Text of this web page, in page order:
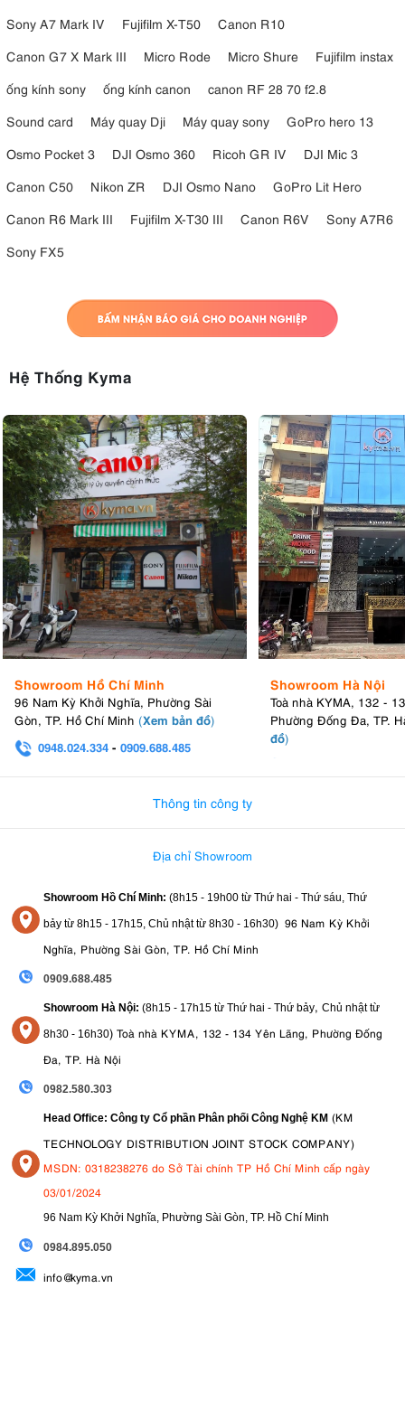
Sony A7 Mark IV
Fujifilm X-T50
Canon R10
Canon G7 X Mark III
Micro Rode Micro Shure
Fujifilm instax
ống kính sony
ống kính canon
canon RF 28 70 f2.8
Sound card
Máy quay Dji Máy quay sony
GoPro hero 13
Osmo Pocket 3
DJI Osmo 360 Ricoh GR IV
DJI Mic 3
Canon C50
Nikon ZR DJI Osmo Nano
GoPro Lit Hero
Canon R6 Mark III
Fujifilm X-T30 III Canon R6V
Sony A7R6
Sony FX5
Hệ Thống Kyma
Showroom Hồ Chí Minh
96 Nam Kỳ Khởi Nghĩa, Phường Sài
Gòn, TP. Hồ Chí Minh (Xem bản đồ)
0948.024.334 - 0909.688.485
Showroom Hà Nội
Toà nhà KYMA, 132 -
Phường Đống Đa, TP.
đồ)
Thông tin công ty
Địa chỉ Showroom
Showroom Hồ Chí Minh: (8h15 - 19h00 từ Thứ hai - Thứ sáu, Thứ
bảy từ 8h15 - 17h15, Chủ nhật từ 8h30 - 16h30) 96 Nam Kỳ Khởi
Nghĩa, Phường Sài Gòn, TP. Hồ Chí Minh
0909.688.485
Showroom Hà Nội: (8h15 - 17h15 từ Thứ hai - Thứ bảy, Chủ nhật từ
8h30 - 16h30) Toà nhà KYMA, 132 - 134 Yên Lãng, Phường Đống
Đa, TP. Hà Nội
0982.580.303
Head Office: Công ty Cổ phần Phân phối Công Nghệ KM (KM
TECHNOLOGY DISTRIBUTION JOINT STOCK COMPANY)
MSDN: 0318238276 do Sở Tài chính TP Hồ Chí Minh cấp ngày
03/01/2024
96 Nam Kỳ Khởi Nghĩa, Phường Sài Gòn, TP. Hồ Chí Minh
0984.895.050
info@kyma.vn